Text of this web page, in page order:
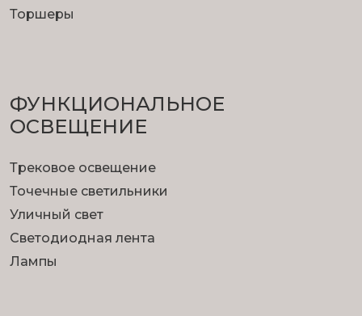
Торшеры
ФУНКЦИОНА­ЛЬНОЕ
ОСВЕЩЕНИЕ
Трековое освещение
Точечные светильники
Уличный свет
Светодиодная лента
Лампы